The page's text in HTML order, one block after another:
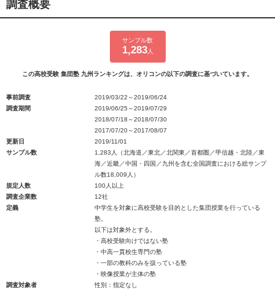
調査概要
サンプル数
1,283人
この高校受験 集団塾 九州ランキングは、オリコンの以下の調査に基づいています。
事前調査
2019/03/22～2019/06/24
調査期間
2019/06/25～2019/07/29
2018/07/18～2018/07/30
2017/07/20～2017/08/07
更新日
2019/11/01
サンプル数
1,283人（北海道／東北／北関東／首都圏／甲信越・北陸／東
海／近畿／中国・四国／九州を含む全国調査における総サンプ
ル数18,009人）
規定人数
100人以上
調査企業数
12社
定義
中学生を対象に高校受験を目的とした集団授業を行っている
塾。
以下は対象外とする。
・高校受験向けではない塾
・中高一貫校生専門の塾
・一部の教科のみを扱っている塾
・映像授業が主体の塾
調査対象者
性別：指定なし